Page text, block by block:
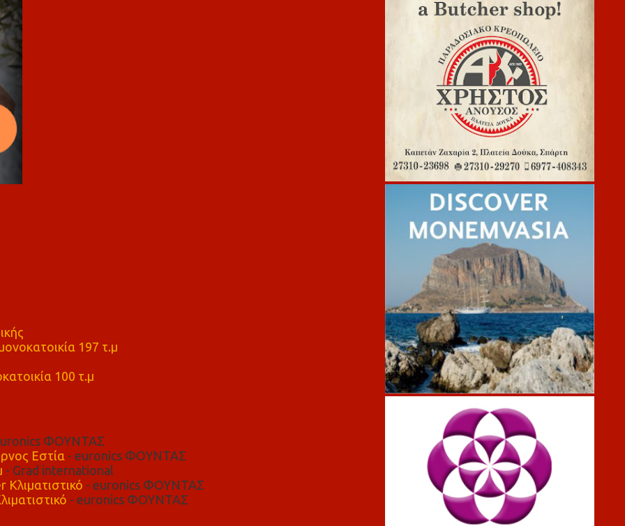
197 τ.μ
100 τ.μ
ΦΟΥΝΤΑΣ
Εστία - euronics ΦΟΥΝΤΑΣ
- Grad international
- euronics ΦΟΥΝΤΑΣ
- euronics ΦΟΥΝΤΑΣ